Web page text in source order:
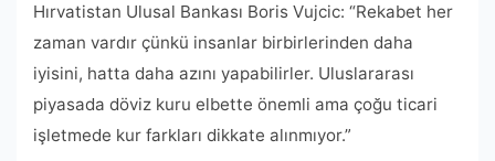
Hırvatistan Ulusal Bankası Boris Vujcic: “Rekabet her
zaman vardır çünkü insanlar birbirlerinden daha
iyisini, hatta daha azını yapabilirler. Uluslararası
piyasada döviz kuru elbette önemli ama çoğu ticari
işletmede kur farkları dikkate alınmıyor.”